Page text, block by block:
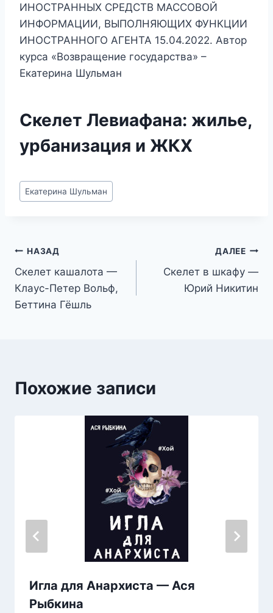
ИНОСТРАННЫХ СРЕДСТВ МАССОВОЙ
ИНФОРМАЦИИ, ВЫПОЛНЯЮЩИХ ФУНКЦИИ
ИНОСТРАННОГО АГЕНТА 15.04.2022. Автор
курса «Возвращение государства» –
Екатерина Шульман
Скелет Левиафана: жилье,
урбанизация и ЖКХ
Метки
записи:
Екатерина Шульман
Навигация
по
записям
НАЗАД
Скелет кашалота —
Клаус-Петер Вольф,
Беттина Гёшль
ДАЛЕЕ
Скелет в шкафу —
Юрий Никитин
Похожие записи
Игла для Анархиста — Ася
Рыбкина